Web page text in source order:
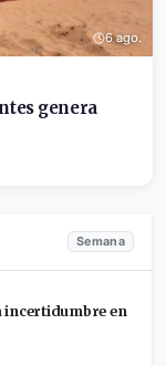
6 ago.
genera
Semana
incertidumbre en